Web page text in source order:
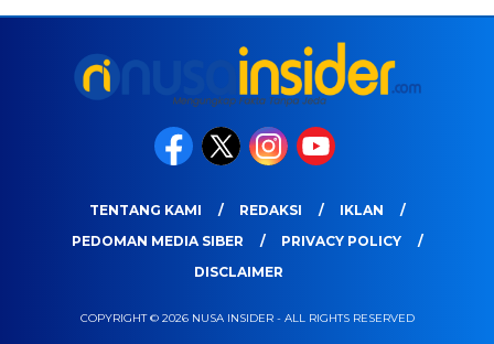
TENTANG KAMI REDAKSI
IKLAN
PEDOMAN MEDIA SIBER
PRIVACY POLICY
DISCLAIMER
COPYRIGHT © 2026 NUSA INSIDER - ALL RIGHTS RESERVED